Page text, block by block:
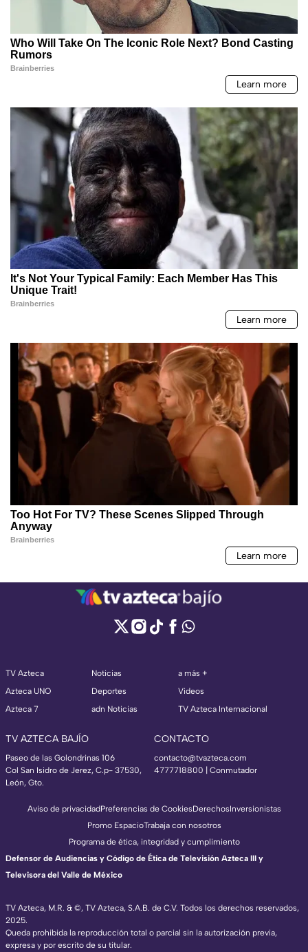
TV Azteca
Azteca UNO
Azteca 7
Noticias
Deportes
adn Noticias
a más +
Videos
TV Azteca Internacional
TV AZTECA BAJÍO
Paseo de las Golondrinas 106
Col San Isidro de Jerez, C.p- 37530,
León, Gto.
CONTACTO
contacto@tvazteca.com
4777718800 | Conmutador
TV Azteca, M.R. & ©, TV Azteca, S.A.B. de C.V. Todos los derechos reservados,
2025.
Queda prohibida la reproducción total o parcial sin la autorización previa,
expresa y por escrito de su titular.
Aviso de privacidadPreferencias de CookiesDerechosInversionistas
Promo EspacioTrabaja con nosotros
Programa de ética, integridad y cumplimiento
Defensor de Audiencias y Código de Ética de Televisión Azteca III y
Televisora del Valle de México